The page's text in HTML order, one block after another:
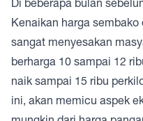
Di beberapa bulan
Kenaikan harga
sangat menyesakan
berharga 10 sampai 12
naik sampai 15 ribu
ini, akan memicu aspek